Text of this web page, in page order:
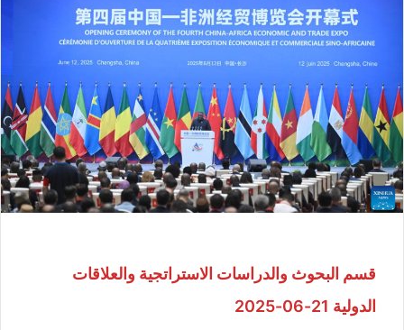
قسم البحوث والدراسات الاستراتجية والعلاقات
الدولية 21-06-2025